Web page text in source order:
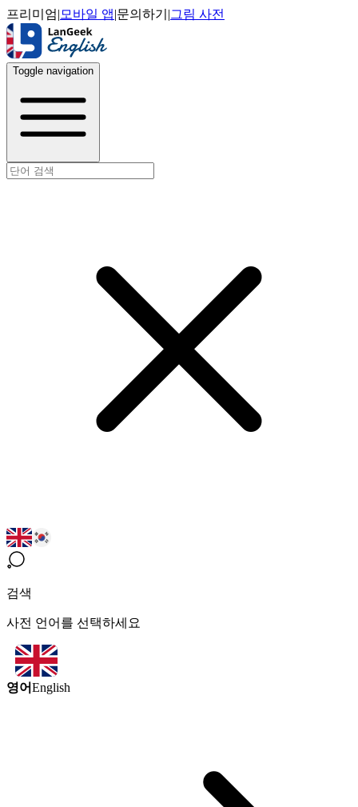
프리미엄| 모바일 앱|문의하기 |그림 사전
Toggle navigation
검색
사전 언어를 선택하세요
영어English